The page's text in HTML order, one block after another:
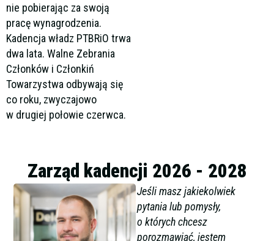
nie pobierając za swoją
pracę wynagrodzenia.
Kadencja władz PTBRiO trwa
dwa lata. Walne Zebrania
Członków i Członkiń
Towarzystwa odbywają się
co roku, zwyczajowo
w drugiej połowie czerwca.
Zarząd kadencji 2026 - 2028
Jeśli masz jakiekolwiek
pytania lub pomysły,
o których chcesz
porozmawiać, jestem